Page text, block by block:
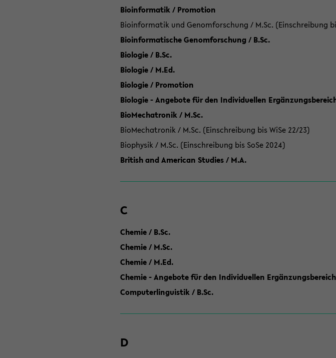
Bioinformatik / Promotion
Bioinformatik und Genomforschung / M.Sc. (Einschreibung
Bioinformatische Genomforschung / B.Sc.
Biologie / B.Sc.
Biologie / M.Ed.
Biologie / Promotion
Biologie - Angebote für den Individuellen
BioMechatronik / M.Sc.
BioMechatronik / M.Sc. (Einschreibung bis WiSe 22/23)
Biophysik / M.Sc. (Einschreibung bis SoSe 2024)
British and American Studies / M.A.
C
Chemie / B.Sc.
Chemie / M.Sc.
Chemie / M.Ed.
Chemie - Angebote für den Individuellen
Computerlinguistik / B.Sc.
D